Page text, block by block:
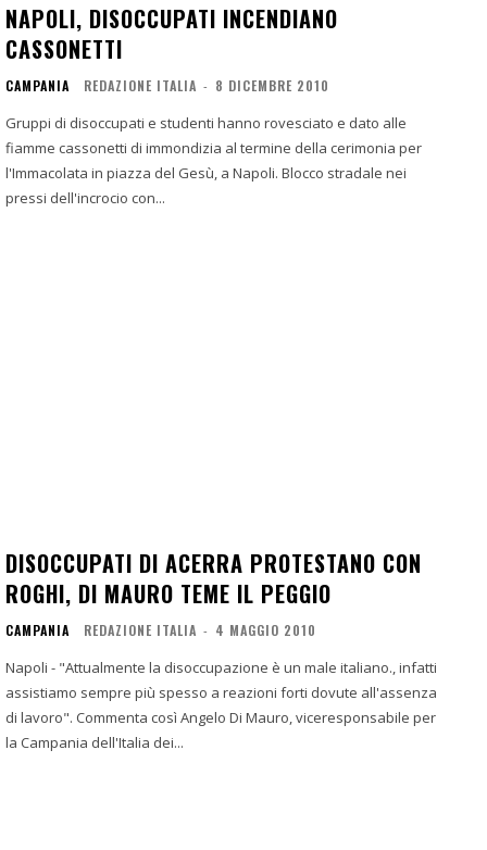
NAPOLI, DISOCCUPATI INCENDIANO
CASSONETTI
CAMPANIA REDAZIONE ITALIA - 8 DICEMBRE 2010
Gruppi di disoccupati e studenti hanno rovesciato e dato alle
fiamme cassonetti di immondizia al termine della cerimonia per
l'Immacolata in piazza del Gesù, a Napoli. Blocco stradale nei
pressi dell'incrocio con...
DISOCCUPATI DI ACERRA PROTESTANO CON
ROGHI, DI MAURO TEME IL PEGGIO
CAMPANIA REDAZIONE ITALIA - 4 MAGGIO 2010
Napoli - "Attualmente la disoccupazione è un male italiano., infatti
assistiamo sempre più spesso a reazioni forti dovute all'assenza
di lavoro". Commenta così Angelo Di Mauro, viceresponsabile per
la Campania dell'Italia dei...